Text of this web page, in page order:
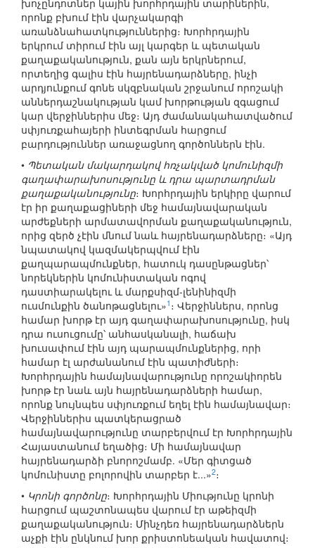
խոչընդոտներ կային խորհրդային տարիներին,
որոնք բխում էին վարչակարգի
առանձնահատկություններից։ Խորհրդային
երկրում տիրում էին այլ կարգեր և պետական
քաղաքականություն, քան այն երկրներում,
որտեղից գալիս էին հայրենադարձները, ինչի
արդյունքում գոնե սկզբնական շրջանում որոշակի
աններդաշնակության կամ խորթության զգացում
կար վերջիններիս մեջ։ Այդ ժամանակահատվածում
սփյուռքահայերի ինտեգրման հարցում
բարդություններ առաջացնող գործոններն էին.
• Պետական մակարդակով հռչակված կոմունիզմի
գաղափարախոսությունը և դրա պարտադրման
քաղաքականությունը։ Խորհրդային երկիրը վարում
էր իր քաղաքացիների մեջ համայնավարական
արժեքների արմատավորման քաղաքականություն,
որից զերծ չէին մնում նաև հայրենադարձները։ «Այդ
նպատակով կազմակերպվում էին
քաղպարապմունքներ, հատուկ դասընթացներ՝
նորեկներին կոմունիստական ոգով
դաստիարակելու և մարքսիզմ-լենինիզմի
ուսմունքին ծանոթացնելու»1 ։ Վերջիններս, որոնց
համար խորթ էր այդ գաղափարախոսությունը, իսկ
դրա ուսուցումը՝ անհասկանալի, հաճախ
խուսափում էին այդ պարապմունքներից, որի
համար էլ արժանանում էին պատիժների։
Խորհրդային համայնավարությունը որոշակիորեն
խորթ էր նաև այն հայրենադարձների համար,
որոնք նույնպես սփյուռքում եղել էին համայնավար։
Վերջիններիս պատկերացրած
համայնավարությունը տարբերվում էր Խորհրդային
Հայաստանում եղածից։ Մի համայնավար
հայրենադարձի բնորոշմամբ. «Մեր գիտցած
կոմունիստը բոլորովին տարբեր է...»2։
• Կրոնի գործոնը։ Խորհրդային Միությունը կրոնի
հարցում պաշտոնապես վարում էր աթեիզմի
քաղաքականություն։ Մինչդեռ հայրենադարձներն
աչքի էին ընկնում խոր քրիստոնեական հավատով։